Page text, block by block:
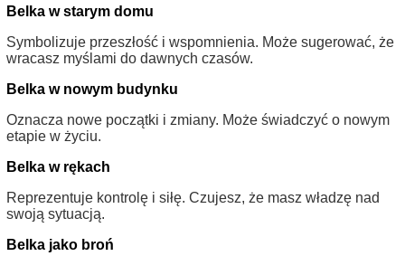
Belka w starym domu
Symbolizuje przeszłość i wspomnienia. Może sugerować, że
wracasz myślami do dawnych czasów.
Belka w nowym budynku
Oznacza nowe początki i zmiany. Może świadczyć o nowym
etapie w życiu.
Belka w rękach
Reprezentuje kontrolę i siłę. Czujesz, że masz władzę nad
swoją sytuacją.
Belka jako broń